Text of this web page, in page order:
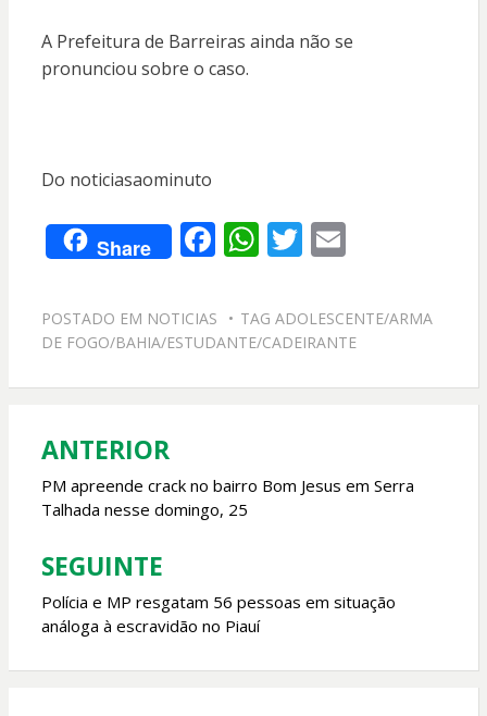
A Prefeitura de Barreiras ainda não se
pronunciou sobre o caso.
Do noticiasaominuto
Share F
e
b
o
W
at
s
A
T
itt
er
E
ai
l
POSTADO EM NOTICIAS TAG ADOLESCENTE/ARMA
DE FOGO/BAHIA/ESTUDANTE/CADEIRANTE
Navegação
de
Post
ANTERIOR
PM apreende crack no bairro Bom Jesus em Serra
Talhada nesse domingo, 25
SEGUINTE
Polícia e MP resgatam 56 pessoas em situação
análoga à escravidão no Piauí